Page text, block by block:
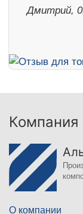
Дмитрий,
Компания
О компании